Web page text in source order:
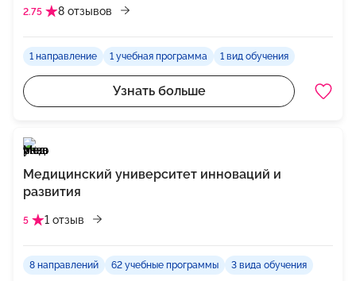
2.75 8 отзывов
1 направление 1 учебная программа 1 вид обучения
Узнать больше
Медицинский университет инноваций и
развития
5 1 отзыв
8 направлений 62 учебные программы 3 вида обучения